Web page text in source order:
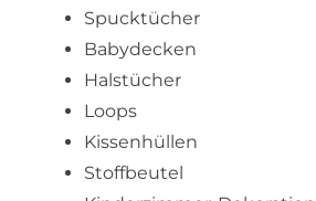
Spucktücher
Babydecken
Halstücher
Loops
Kissenhüllen
Stoffbeutel